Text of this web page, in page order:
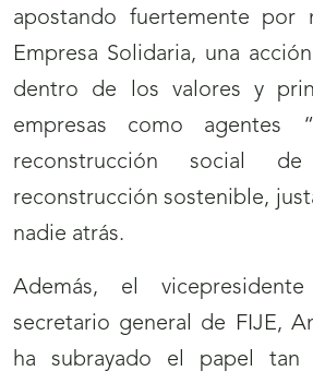
apostando fuertemente por
Empresa Solidaria, una
dentro de los valores y
empresas como agentes
reconstrucción social
reconstrucción sostenible,
nadie atrás.
Además, el
secretario general de FIJE,
ha subrayado el papel tan